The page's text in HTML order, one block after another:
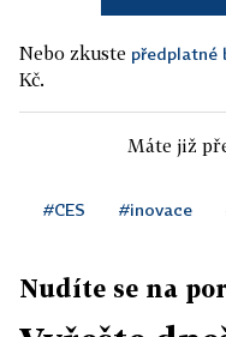
Nebo zkuste předplatné
Kč.
Máte již
#CES #inovace
Nudíte se na